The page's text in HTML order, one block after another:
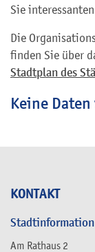
KONTAKT
Stadtinformation
Am Rathaus 2
Sie
Die
finden Sie über
Stadtplan des
Keine